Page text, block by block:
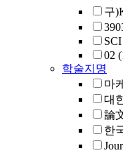
구
SCI
02
학술지명
마
대
論
한